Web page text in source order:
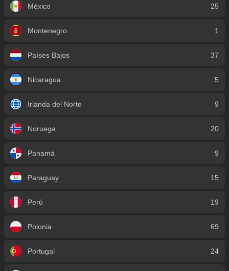
México 25
Montenegro 1
Países Bajos 37
Nicaragua 5
Irlanda del Norte 9
Noruega 20
Panamá 9
Paraguay 15
Perú 19
Polonia 69
Portugal 24